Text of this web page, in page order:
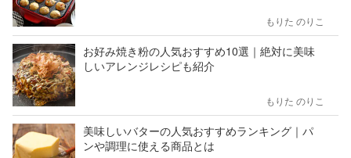
もりた のりこ
お好み焼き粉の人気おすすめ10選｜絶対に美味
しいアレンジレシピも紹介
もりた のりこ
美味しいバターの人気おすすめランキング｜パ
ンや調理に使える商品とは